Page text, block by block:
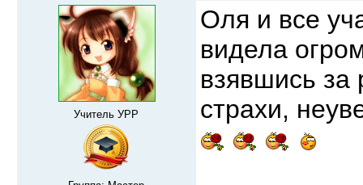
Учитель УРР
Оля и все
видела
взявшись за
страхи,